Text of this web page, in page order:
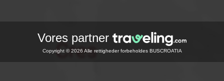
Vores partner
Copyright © 2026 Alle rettigheder forbeholdes BUSCROATIA